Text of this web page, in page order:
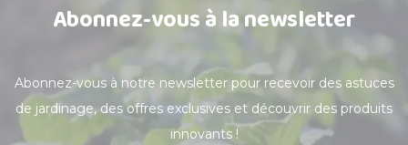
Abonnez-vous à la newsletter
Abonnez-vous à notre newsletter pour recevoir des astuces
de jardinage, des offres exclusives et découvrir des produits
innovants !